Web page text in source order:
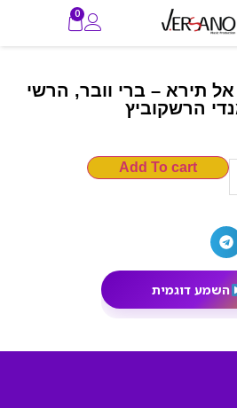
0
תירא – ברי וובר, הרשי
הרשקוביץ
Add To cart
השמע דוגמית